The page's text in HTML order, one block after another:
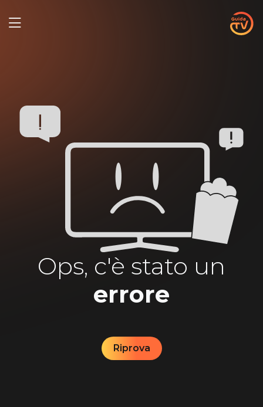
Ops, c'è stato un
errore
Riprova